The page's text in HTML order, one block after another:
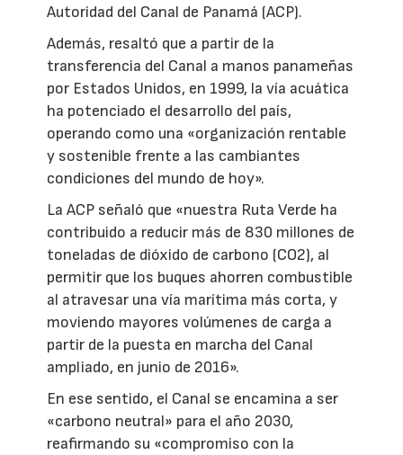
Autoridad del Canal de Panamá (ACP).
Además, resaltó que a partir de la
transferencia del Canal a manos panameñas
por Estados Unidos, en 1999, la vía acuática
ha potenciado el desarrollo del país,
operando como una «organización rentable
y sostenible frente a las cambiantes
condiciones del mundo de hoy».
La ACP señaló que «nuestra Ruta Verde ha
contribuido a reducir más de 830 millones de
toneladas de dióxido de carbono (CO2), al
permitir que los buques ahorren combustible
al atravesar una vía marítima más corta, y
moviendo mayores volúmenes de carga a
partir de la puesta en marcha del Canal
ampliado, en junio de 2016».
En ese sentido, el Canal se encamina a ser
«carbono neutral» para el año 2030,
reafirmando su «compromiso con la